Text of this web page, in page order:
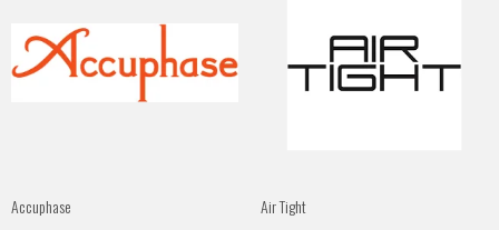
Accuphase Air Tight